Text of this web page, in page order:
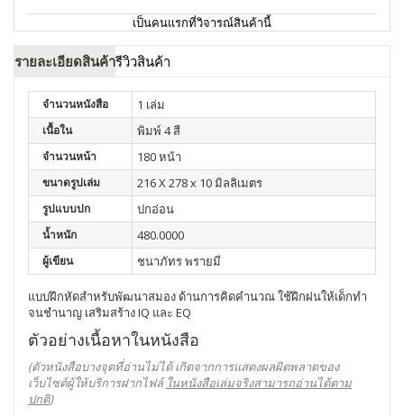
เป็นคนแรกที่วิจารณ์สินค้านี้
รายละเอียดสินค้ารีวิวสินค้า
จำนวนหนังสือ 1 เล่ม
เนื้อใน พิมพ์ 4 สี
จำนวนหน้า 180 หน้า
ขนาดรูปเล่ม 216 X 278 x 10 มิลลิเมตร
รูปแบบปก ปกอ่อน
น้ำหนัก 480.0000
ผู้เขียน ชนาภัทร พรายมี
แบบฝึกหัดสำหรับพัฒนาสมอง ด้านการคิดคำนวณ ใช้ฝึกฝนให้เด็กทำ
จนชำนาญ เสริมสร้าง IQ และ EQ
ตัวอย่างเนื้อหาในหนังสือ
(ตัวหนังสือบางจุดที่อ่านไม่ได้ เกิดจากการแสดงผลผิดพลาดของ
เว็บไซต์ผู้ให้บริการฝากไฟล์ ในหนังสือเล่มจริงสามารถอ่านได้ตาม
ปกติ)